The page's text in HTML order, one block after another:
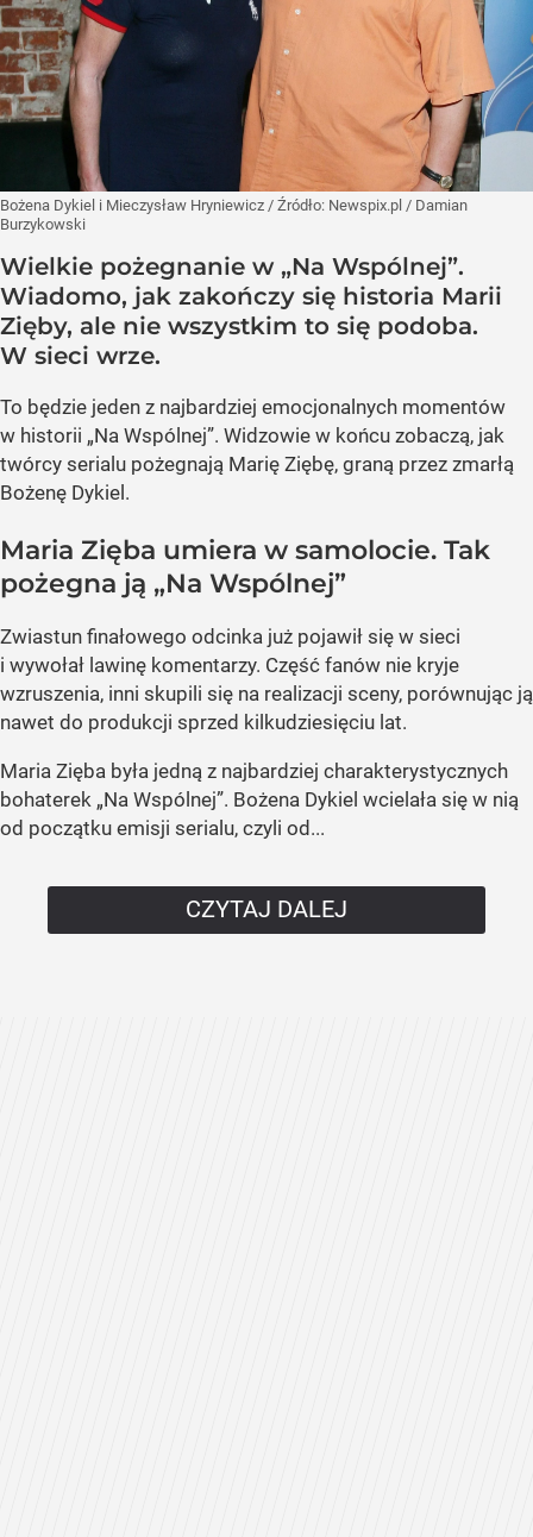
Bożena Dykiel i Mieczysław Hryniewicz / Źródło: Newspix.pl / Damian
Burzykowski
Wielkie pożegnanie w „Na Wspólnej”.
Wiadomo, jak zakończy się historia Marii
Zięby, ale nie wszystkim to się podoba.
W sieci wrze.
To będzie jeden z najbardziej emocjonalnych momentów
w historii „Na Wspólnej”. Widzowie w końcu zobaczą, jak
twórcy serialu pożegnają Marię Ziębę, graną przez zmarłą
Bożenę Dykiel.
Maria Zięba umiera w samolocie. Tak
pożegna ją „Na Wspólnej”
Zwiastun finałowego odcinka już pojawił się w sieci
i wywołał lawinę komentarzy. Część fanów nie kryje
wzruszenia, inni skupili się na realizacji sceny, porównując ją
nawet do produkcji sprzed kilkudziesięciu lat.
Maria Zięba była jedną z najbardziej charakterystycznych
bohaterek „Na Wspólnej”. Bożena Dykiel wcielała się w nią
od początku emisji serialu, czyli od...
CZYTAJ DALEJ